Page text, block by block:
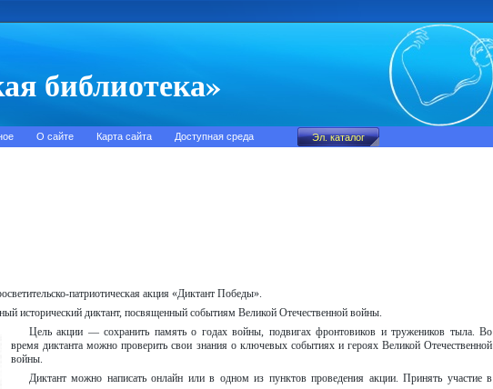
библиотека»
О сайте Карта сайта Доступная среда
патриотическая акция «Диктант Победы».
исторический диктант, посвященный событиям Великой Отечественной войны.
Цель акции — сохранить память о годах войны, подвигах фронтовиков и тружеников тыла. Во
время диктанта можно проверить свои знания о ключевых событиях и героях Великой Отечественной
войны.
Диктант можно написать онлайн или в одном из пунктов проведения акции. Принять участие в